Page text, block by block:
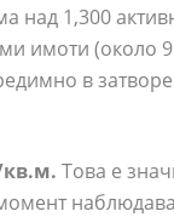
над 1,300
имоти (около
в
кв.м. Това е